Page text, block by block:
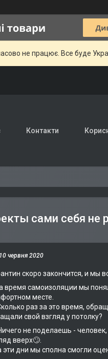
не працює. Все буде
Контакти
сами себя не
10 червня 2020
скоро закончится, и
время самоизоляции мы
месте.
раз за это время,
свой взгляд у потолку?
не поделаешь -
вверх🙄.
эти дни мы сполна смогли